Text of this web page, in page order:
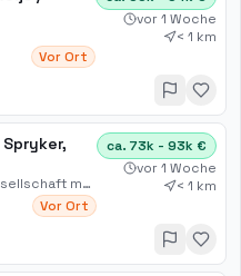
Vor Ort
vor 1 Woche
< 1 km
Detlev Louis Motorrad-Vertriebsgesellschaft mbH
Vor Ort
ca. 73k - 93k €
vor 1 Woche
< 1 km